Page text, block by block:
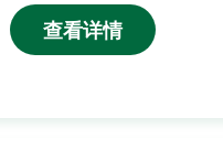
查看详情